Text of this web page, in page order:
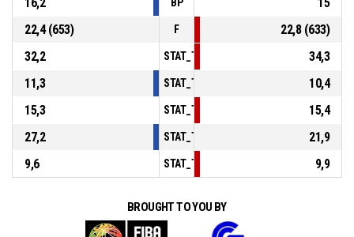
22,4 (653)
F
22,8 (633)
32,2
34,3
11,3
10,4
15,3
15,4
27,2
21,9
9,6
9,9
BROUGHT TO YOU BY